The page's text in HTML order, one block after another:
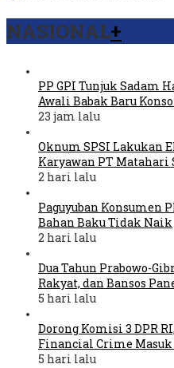
NASIONAL+
PP GPI Tunjuk Sadam
Awali Babak Baru
23 jam lalu
Oknum SPSI Lakukan
Karyawan PT Matahari
2 hari lalu
Paguyuban Konsumen
Bahan Baku Tidak Naik
2 hari lalu
Dua Tahun Prabowo-
Rakyat, dan Bansos
5 hari lalu
Dorong Komisi 3 DPR
Financial Crime Masuk
5 hari lalu